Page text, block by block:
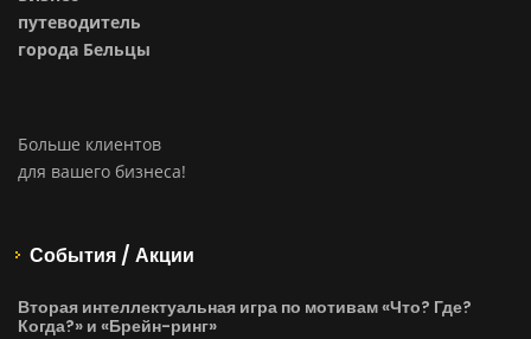
путеводитель
города Бельцы
Больше клиентов
для вашего бизнеса!
События / Акции
Вторая интеллектуальная игра по мотивам «Что? Где?
Когда?» и «Брейн-ринг»